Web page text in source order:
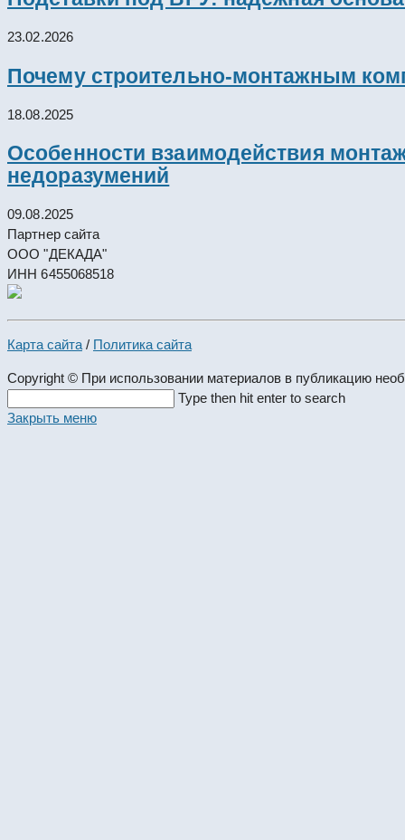
23.02.2026
Почему строительно-монтажным
18.08.2025
Особенности взаимодействия
недоразумений
09.08.2025
Партнер сайта
ООО "ДЕКАДА"
ИНН 6455068518
Карта сайта / Политика сайта
Copyright © При использовании материалов в публикацию
this
Type then hit enter to search
Закрыть меню